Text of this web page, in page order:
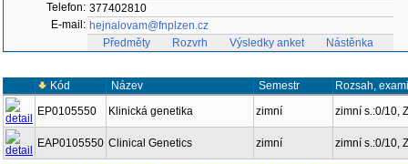
Telefon: 377402810
E-mail: hejnalovam@fnplzen.cz
Předměty
Rozvrh Výsledky anket Nástěnka
Kód Název Semestr
Rozsah,
EP0105550
Klinická genetika zimní zimní s.:0/10,
EAP0105550 Clinical Genetics zimní zimní s.:0/10,